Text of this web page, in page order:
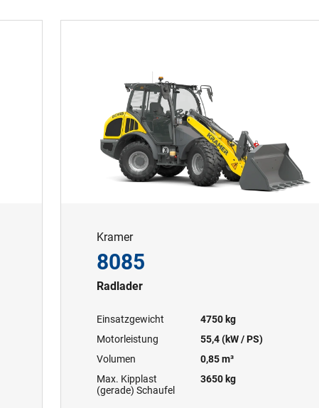
Kramer
8085
Radlader
Einsatzgewicht
4750 kg
Motorleistung
55,4 (kW / PS)
Volumen
0,85 m³
Max. Kipplast
(gerade) Schaufel
3650 kg